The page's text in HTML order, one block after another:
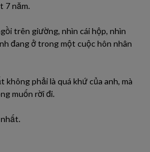
7 năm.
trên giường, nhìn cái hộp, nhìn
đang ở trong một cuộc hôn nhân
phải là quá khứ của anh, mà
muốn rời đi.